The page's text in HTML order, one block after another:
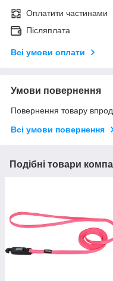
Оплатити частинами
Післяплата
Всі умови оплати
Умови повернення
Повернення товару
Всі умови повернення
Подібні товари